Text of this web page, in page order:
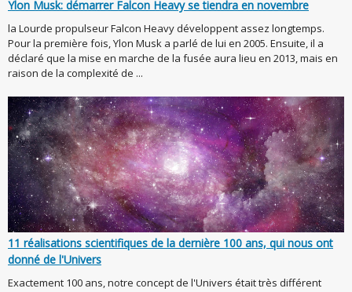
Ylon Musk: démarrer Falcon Heavy se tiendra en novembre
la Lourde propulseur Falcon Heavy développent assez longtemps.
Pour la première fois, Ylon Musk a parlé de lui en 2005. Ensuite, il a
déclaré que la mise en marche de la fusée aura lieu en 2013, mais en
raison de la complexité de ...
11 réalisations scientifiques de la dernière 100 ans, qui nous ont
donné de l'Univers
Exactement 100 ans, notre concept de l'Univers était très différent